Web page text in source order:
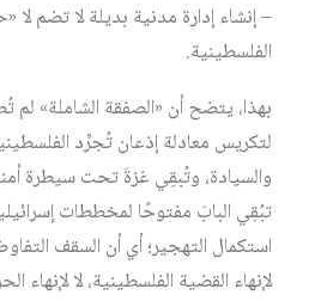
– إنشاء إدارة مدنية بديلة لا تضم لا
الفلسطينية.
بهذا، يتضح أن «الصفقة الشاملة» لم
لتكريس معادلة إذعان تُجرِّد
والسيادة، وتُبقِي غزةَ تحت سيطرة
تبُقِي البابَ مفتوحًا لمخططات
استكمال التهجير؛ أي أن السقف
لإنهاء القضية الفلسطينية، لا لإنهاء